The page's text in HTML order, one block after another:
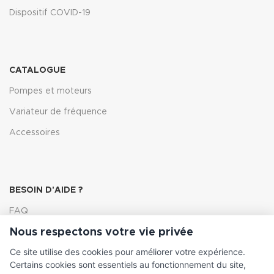
Dispositif COVID-19
CATALOGUE
Pompes et moteurs
Variateur de fréquence
Accessoires
BESOIN D'AIDE ?
FAQ
Lexique
Comment choisir ma pompe
Nous respectons votre vie privée
Ce site utilise des cookies pour améliorer votre expérience.
Certains cookies sont essentiels au fonctionnement du site,